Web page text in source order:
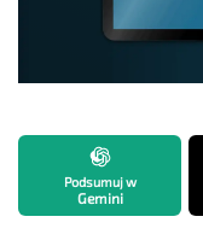
Podsumuj w
Gemini